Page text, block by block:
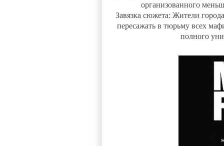
организованного
Завязка сюжета: Жители
пересажать в тюрьму всех
полного